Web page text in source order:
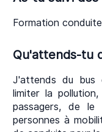
Formation
Qu'attends-tu
J'attends du bus
limiter la
passagers, de le
personnes à